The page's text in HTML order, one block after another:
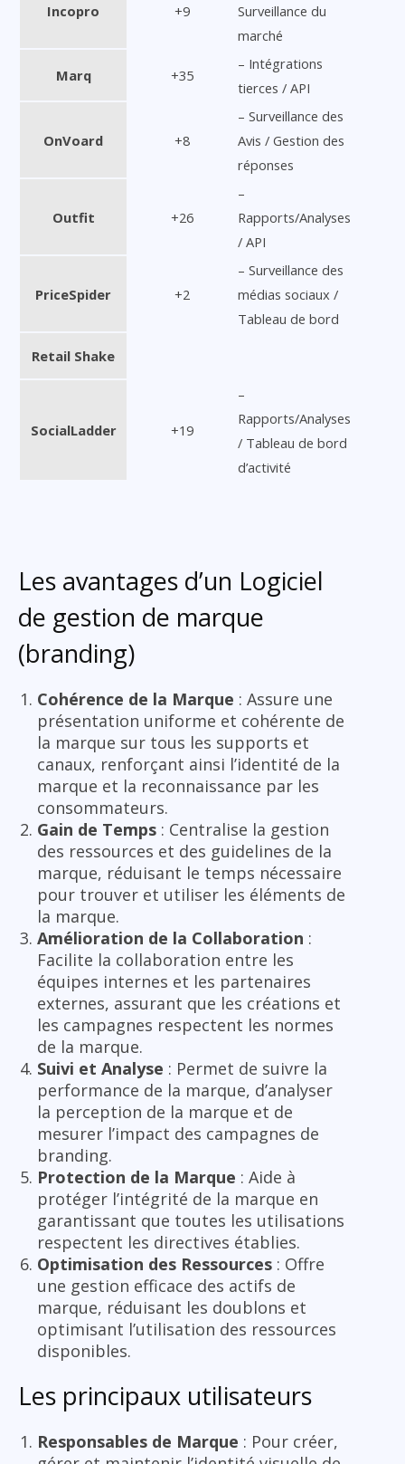
Incopro +9
Surveillance du
marché
Marq +35
– Intégrations
tierces / API
OnVoard +8
– Surveillance des
Avis / Gestion des
réponses
Outfit +26
–
Rapports/Analyses
/ API
PriceSpider +2
– Surveillance des
médias sociaux /
Tableau de bord
Retail Shake
SocialLadder +19
–
Rapports/Analyses
/ Tableau de bord
d’activité
Les avantages d’un Logiciel
de gestion de marque
(branding)
Cohérence de la Marque : Assure une
présentation uniforme et cohérente de
la marque sur tous les supports et
canaux, renforçant ainsi l’identité de la
marque et la reconnaissance par les
consommateurs.
Gain de Temps : Centralise la gestion
des ressources et des guidelines de la
marque, réduisant le temps nécessaire
pour trouver et utiliser les éléments de
la marque.
Amélioration de la Collaboration :
Facilite la collaboration entre les
équipes internes et les partenaires
externes, assurant que les créations et
les campagnes respectent les normes
de la marque.
Suivi et Analyse : Permet de suivre la
performance de la marque, d’analyser
la perception de la marque et de
mesurer l’impact des campagnes de
branding.
Protection de la Marque : Aide à
protéger l’intégrité de la marque en
garantissant que toutes les utilisations
respectent les directives établies.
Optimisation des Ressources : Offre
une gestion efficace des actifs de
marque, réduisant les doublons et
optimisant l’utilisation des ressources
disponibles.
Les principaux utilisateurs
Responsables de Marque : Pour créer,